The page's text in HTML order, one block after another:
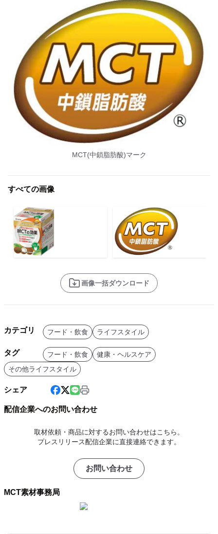
MCT(中鎖脂肪酸)マーク
すべての画像
画像一括ダウンロード
カテゴリ フード・飲食 ライフスタイル
タグ フード・飲食
健康・ヘルスケア
その他ライフスタイル
シェア
配信企業へのお問い合わせ
取材依頼・商品に対するお問い合わせはこちら。
プレスリリース配信企業に直接連絡できます。
お問い合わせ
MCT素材事務局